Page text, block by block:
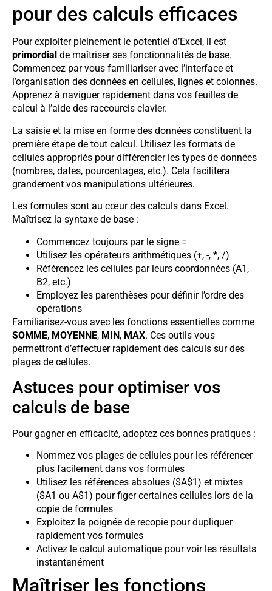
pour des calculs efficaces
Pour exploiter pleinement le potentiel d’Excel, il est
primordial de maîtriser ses fonctionnalités de base.
Commencez par vous familiariser avec l’interface et
l’organisation des données en cellules, lignes et colonnes.
Apprenez à naviguer rapidement dans vos feuilles de
calcul à l’aide des raccourcis clavier.
La saisie et la mise en forme des données constituent la
première étape de tout calcul. Utilisez les formats de
cellules appropriés pour différencier les types de données
(nombres, dates, pourcentages, etc.). Cela facilitera
grandement vos manipulations ultérieures.
Les formules sont au cœur des calculs dans Excel.
Maîtrisez la syntaxe de base :
Commencez toujours par le signe =
Utilisez les opérateurs arithmétiques (+, -, *, /)
Référencez les cellules par leurs coordonnées (A1,
B2, etc.)
Employez les parenthèses pour définir l’ordre des
opérations
Familiarisez-vous avec les fonctions essentielles comme
SOMME, MOYENNE, MIN, MAX. Ces outils vous
permettront d’effectuer rapidement des calculs sur des
plages de cellules.
Astuces pour optimiser vos
calculs de base
Pour gagner en efficacité, adoptez ces bonnes pratiques :
Nommez vos plages de cellules pour les référencer
plus facilement dans vos formules
Utilisez les références absolues ($A$1) et mixtes
($A1 ou A$1) pour figer certaines cellules lors de la
copie de formules
Exploitez la poignée de recopie pour dupliquer
rapidement vos formules
Activez le calcul automatique pour voir les résultats
instantanément
Maîtriser les fonctions